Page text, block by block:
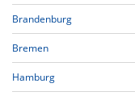
Brandenburg
Bremen
Hamburg